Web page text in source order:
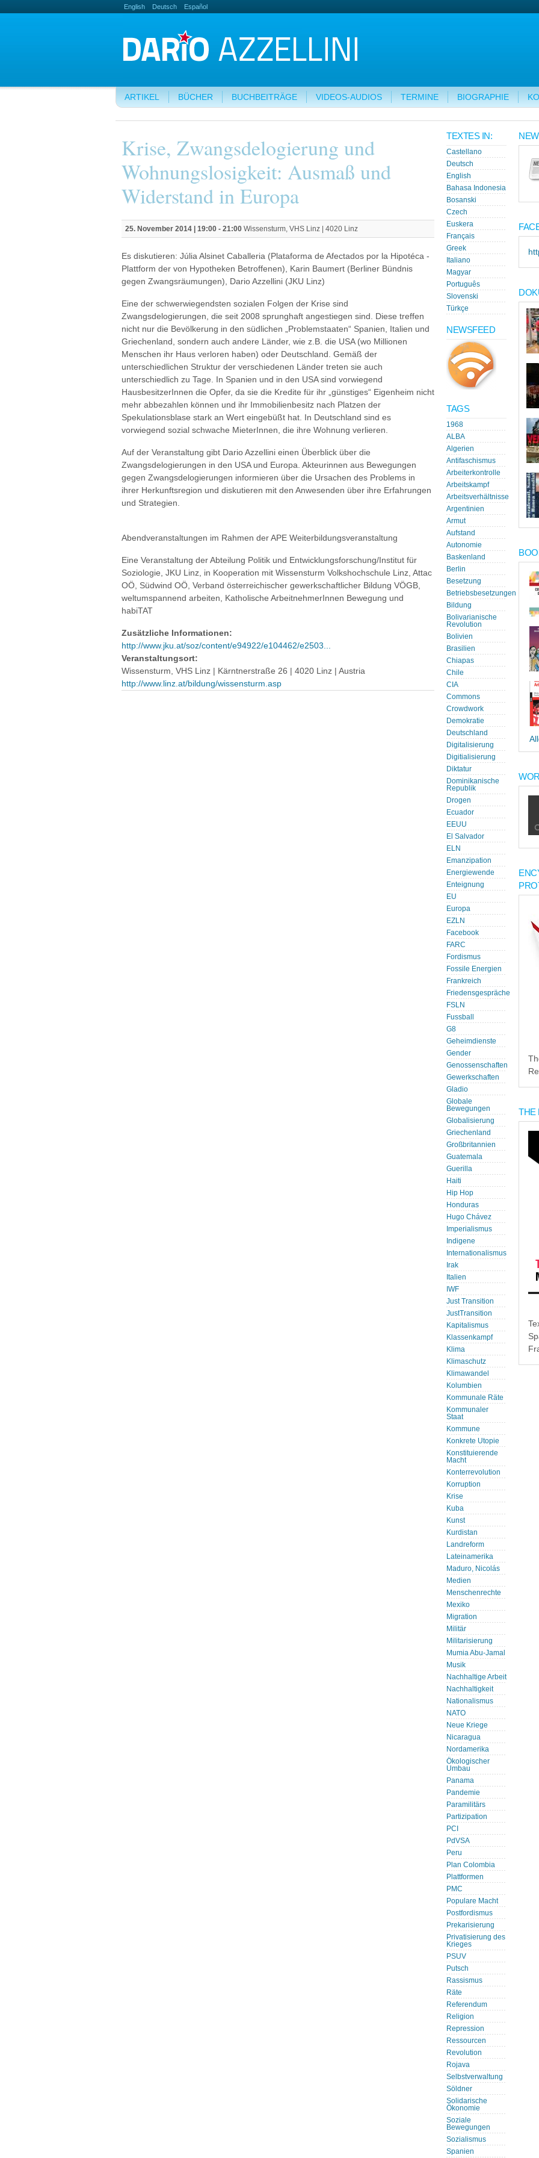
English Deutsch Español
ARTIKEL BÜCHER BUCHBEITRÄGE VIDEOS-AUDIOS TERMINE BIOGRAPHIE
Krise, Zwangsdelogierung und
Wohnungslosigkeit: Ausmaß und
Widerstand in Europa
25. November 2014 | 19:00 - 21:00 Wissensturm, VHS Linz | 4020 Linz
Es diskutieren: Júlia Alsinet Caballeria (Plataforma de Afectados por la Hipotéca -
Plattform der von Hypotheken Betroffenen), Karin Baumert (Berliner Bündnis
gegen Zwangsräumungen), Dario Azzellini (JKU Linz)
Eine der schwerwiegendsten sozialen Folgen der Krise sind
Zwangsdelogierungen, die seit 2008 sprunghaft angestiegen sind. Diese treffen
nicht nur die Bevölkerung in den südlichen „Problemstaaten“ Spanien, Italien und
Griechenland, sondern auch andere Länder, wie z.B. die USA (wo Millionen
Menschen ihr Haus verloren haben) oder Deutschland. Gemäß der
unterschiedlichen Struktur der verschiedenen Länder treten sie auch
unterschiedlich zu Tage. In Spanien und in den USA sind vorwiegend
HausbesitzerInnen die Opfer, da sie die Kredite für ihr „günstiges“ Eigenheim nicht
mehr abbezahlen können und ihr Immobilienbesitz nach Platzen der
Spekulationsblase stark an Wert eingebüßt hat. In Deutschland sind es
vorwiegend sozial schwache MieterInnen, die ihre Wohnung verlieren.
Auf der Veranstaltung gibt Dario Azzellini einen Überblick über die
Zwangsdelogierungen in den USA und Europa. Akteurinnen aus Bewegungen
gegen Zwangsdelogierungen informieren über die Ursachen des Problems in
ihrer Herkunftsregion und diskutieren mit den Anwesenden über ihre Erfahrungen
und Strategien.
Abendveranstaltungen im Rahmen der APE Weiterbildungsveranstaltung
Eine Veranstaltung der Abteilung Politik und Entwicklungsforschung/Institut für
Soziologie, JKU Linz, in Kooperation mit Wissensturm Volkshochschule Linz, Attac
OÖ, Südwind OÖ, Verband österreichischer gewerkschaftlicher Bildung VÖGB,
weltumspannend arbeiten, Katholische ArbeitnehmerInnen Bewegung und
habiTAT
Zusätzliche Informationen:
http://www.jku.at/soz/content/e94922/e104462/e2503...
Veranstaltungsort:
Wissensturm, VHS Linz | Kärntnerstraße 26 | 4020 Linz | Austria
http://www.linz.at/bildung/wissensturm.asp
TEXTES IN:
Castellano
Deutsch
English
Bahasa Indonesia
Bosanski
Czech
Euskera
Français
Greek
Italiano
Magyar
Português
Slovenski
Türkçe
NEWSFEED
TAGS
1968
ALBA
Algerien
Antifaschismus
Arbeiterkontrolle
Arbeitskampf
Arbeitsverhältnisse
Argentinien
Armut
Aufstand
Autonomie
Baskenland
Berlin
Besetzung
Betriebsbesetzungen
Bildung
Bolivarianische
Revolution
Bolivien
Brasilien
Chiapas
Chile
CIA
Commons
Crowdwork
Demokratie
Deutschland
Digitalisierung
Digitialisierung
Diktatur
Dominikanische
Republik
Drogen
Ecuador
EEUU
El Salvador
ELN
Emanzipation
Energiewende
Enteignung
EU
Europa
EZLN
Facebook
FARC
Fordismus
Fossile Energien
Frankreich
Friedensgespräche
FSLN
Fussball
G8
Geheimdienste
Gender
Genossenschaften
Gewerkschaften
Gladio
Globale
Bewegungen
Globalisierung
Griechenland
Großbritannien
Guatemala
Guerilla
Haiti
Hip Hop
Honduras
Hugo Chávez
Imperialismus
Indigene
Internationalismus
Irak
Italien
IWF
Just Transition
JustTransition
Kapitalismus
Klassenkampf
Klima
Klimaschutz
Klimawandel
Kolumbien
Kommunale Räte
Kommunaler
Staat
Kommune
Konkrete Utopie
Konstituierende
Macht
Konterrevolution
Korruption
Krise
Kuba
Kunst
Kurdistan
Landreform
Lateinamerika
Maduro, Nicolás
Medien
Menschenrechte
Mexiko
Migration
Militär
Militarisierung
Mumia Abu-Jamal
Musik
Nachhaltige Arbeit
Nachhaltigkeit
Nationalismus
NATO
Neue Kriege
Nicaragua
Nordamerika
Ökologischer
Umbau
Panama
Pandemie
Paramilitärs
Partizipation
PCI
PdVSA
Peru
Plan Colombia
Plattformen
PMC
Populare Macht
Postfordismus
Prekarisierung
Privatisierung des
Krieges
PSUV
Putsch
Rassismus
Räte
Referendum
Religion
Repression
Ressourcen
Revolution
Rojava
Selbstverwaltung
Söldner
Solidarische
Ökonomie
Soziale
Bewegungen
Sozialismus
Spanien
THE